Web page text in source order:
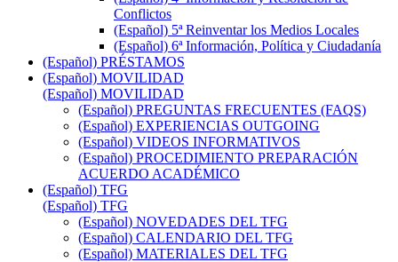
Conflictos
(Español) 5ª Reinventar los Medios Locales
(Español) 6ª Información, Política y Ciudadanía
(Español) PRÉSTAMOS
(Español) MOVILIDAD
(Español) MOVILIDAD
(Español) PREGUNTAS FRECUENTES (FAQS)
(Español) EXPERIENCIAS OUTGOING
(Español) VIDEOS INFORMATIVOS
(Español) PROCEDIMIENTO PREPARACIÓN
ACUERDO ACADÉMICO
(Español) TFG
(Español) TFG
(Español) NOVEDADES DEL TFG
(Español) CALENDARIO DEL TFG
(Español) MATERIALES DEL TFG